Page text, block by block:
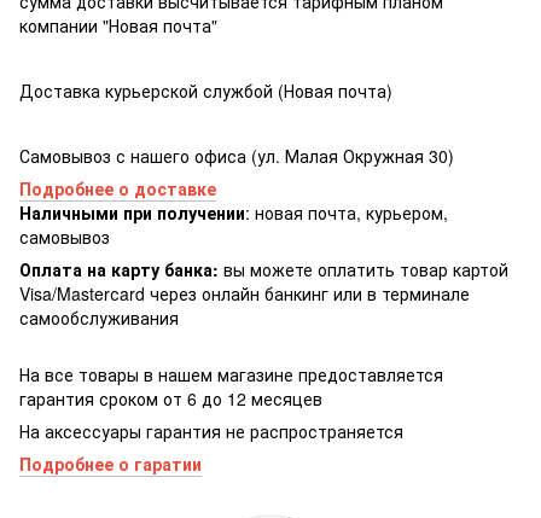
компании "Новая почта"
Доставка курьерской службой (Новая почта)
Самовывоз с нашего офиса (ул. Малая Окружная 30)
Подробнее о доставке
Наличными при получении: новая почта, курьером,
самовывоз
Оплата на карту банка: вы можете оплатить товар картой
Visa/Masterсard через онлайн банкинг или в терминале
самообслуживания
На все товары в нашем магазине предоставляется
гарантия сроком от 6 до 12 месяцев
На аксессуары гарантия не распространяется
Подробнее о гаратии